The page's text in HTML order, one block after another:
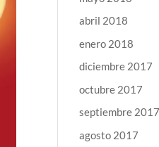
abril 2018
enero 2018
diciembre 2017
octubre 2017
septiembre 2017
agosto 2017